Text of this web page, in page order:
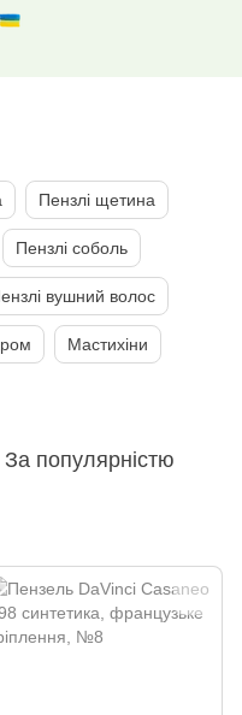
Пензлі щетина
Пензлі соболь
вушний волос
Мастихіни
За популярністю